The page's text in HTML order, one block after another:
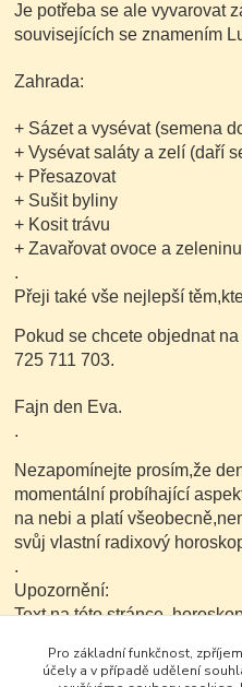
Je potřeba se ale vyvarovat
souvisejících se znamením
Zahrada:
+ Sázet a vysévat (semena
+ Vysévat saláty a zelí (daří
+ Přesazovat
+ Sušit byliny
+ Kosit trávu
+ Zavařovat ovoce a zeleninu
.
Přeji také vše nejlepší
Pokud se chcete objednat
725 711 703.
Fajn den Eva.
.
Nezapomínejte prosím,že
momentální probíhající
na nebi a platí
svůj vlastní radixový
.
Upozornění:
Text na této stránce
kopírovat nekomerčním
Pro základní funkčnost,
účely a v případě udělení